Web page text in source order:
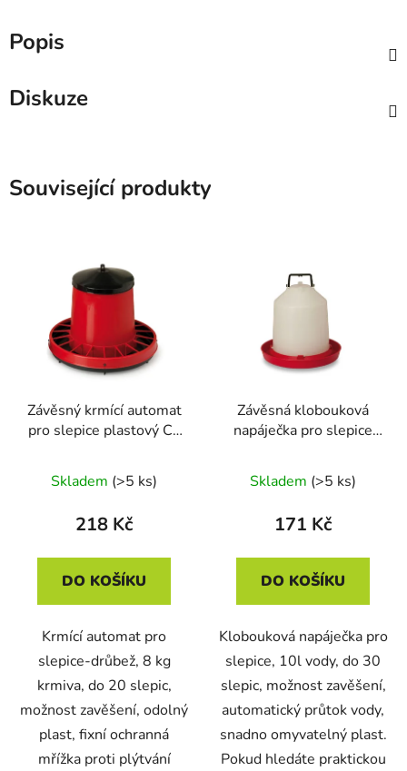
Popis
Diskuze
Související produkty
Závěsný krmící automat
pro slepice plastový CF
Skladem (>5 ks)
218 Kč
DO KOŠÍKU
Krmící automat pro
slepice-drůbež, 8 kg
krmiva, do 20 slepic,
možnost zavěšení, odolný
plast, fixní ochranná
mřížka proti plýtvání
Závěsná klobouková
napáječka pro slepice
MARTE - 10l
Skladem (>5 ks)
171 Kč
DO KOŠÍKU
Klobouková napáječka pro
slepice, 10l vody, do 30
slepic, možnost zavěšení,
automatický průtok vody,
snadno omyvatelný plast.
Pokud hledáte praktickou